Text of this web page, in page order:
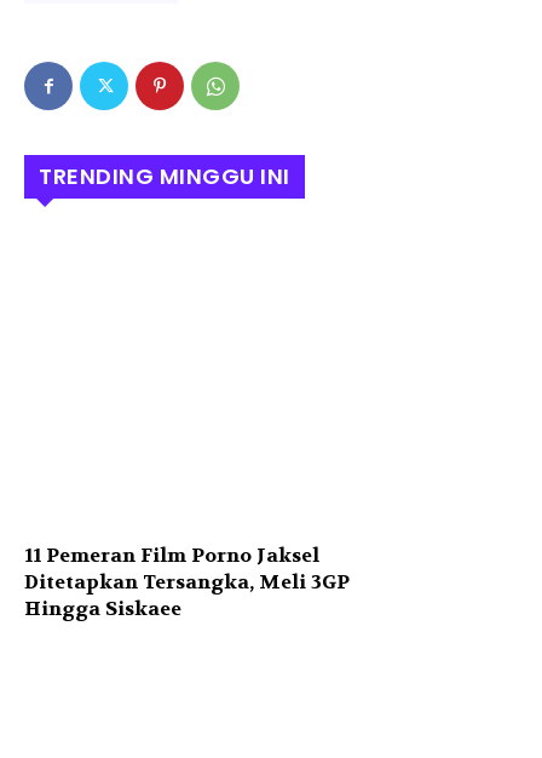
TRENDING MINGGU INI
11 Pemeran Film Porno Jaksel
Ditetapkan Tersangka, Meli 3GP
Hingga Siskaee